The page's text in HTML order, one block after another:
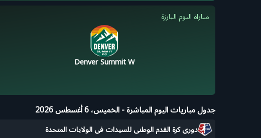
مباراة اليوم البارزة
Denver Summit W
جدول مباريات اليوم المباشرة-الخميس، 6 أغسطس 2026
دوري كرة القدم الوطني للسيدات في الولايات المتحدة